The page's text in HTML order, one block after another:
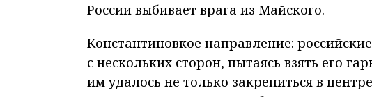
России выбивает врага из Майского.
Константиновкое направление:
с нескольких сторон, пытаясь взять его
им удалось не только закрепиться в